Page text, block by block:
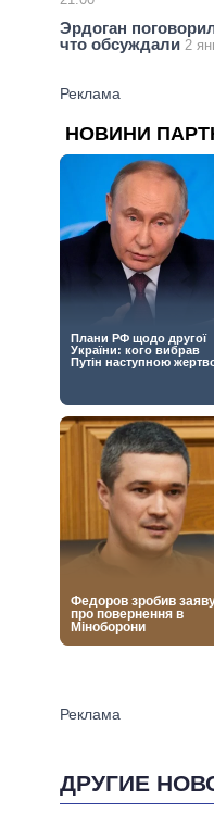
Эрдоган
что обсуждали 2
ДРУГИЕ